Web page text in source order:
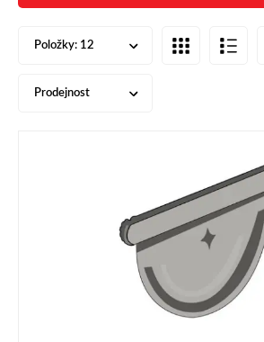
Položky: 12
Prodejnost